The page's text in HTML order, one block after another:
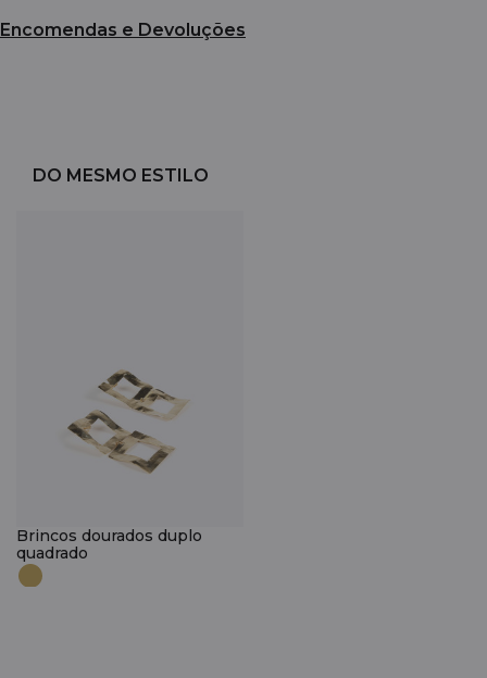
Encomendas e Devoluções
DO MESMO ESTILO
Brincos dourados duplo
quadrado